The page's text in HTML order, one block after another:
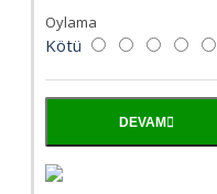
Oylama
Kötü
DEVAM